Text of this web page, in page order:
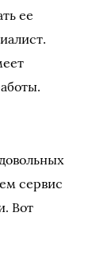
ее
сервис
Вот